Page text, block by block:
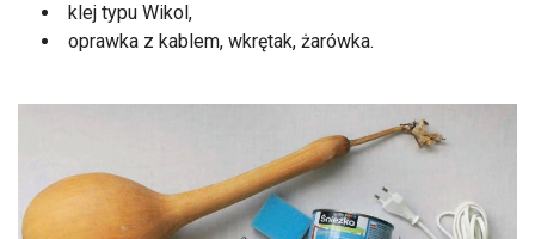
klej typu Wikol,
oprawka z kablem, wkrętak, żarówka.